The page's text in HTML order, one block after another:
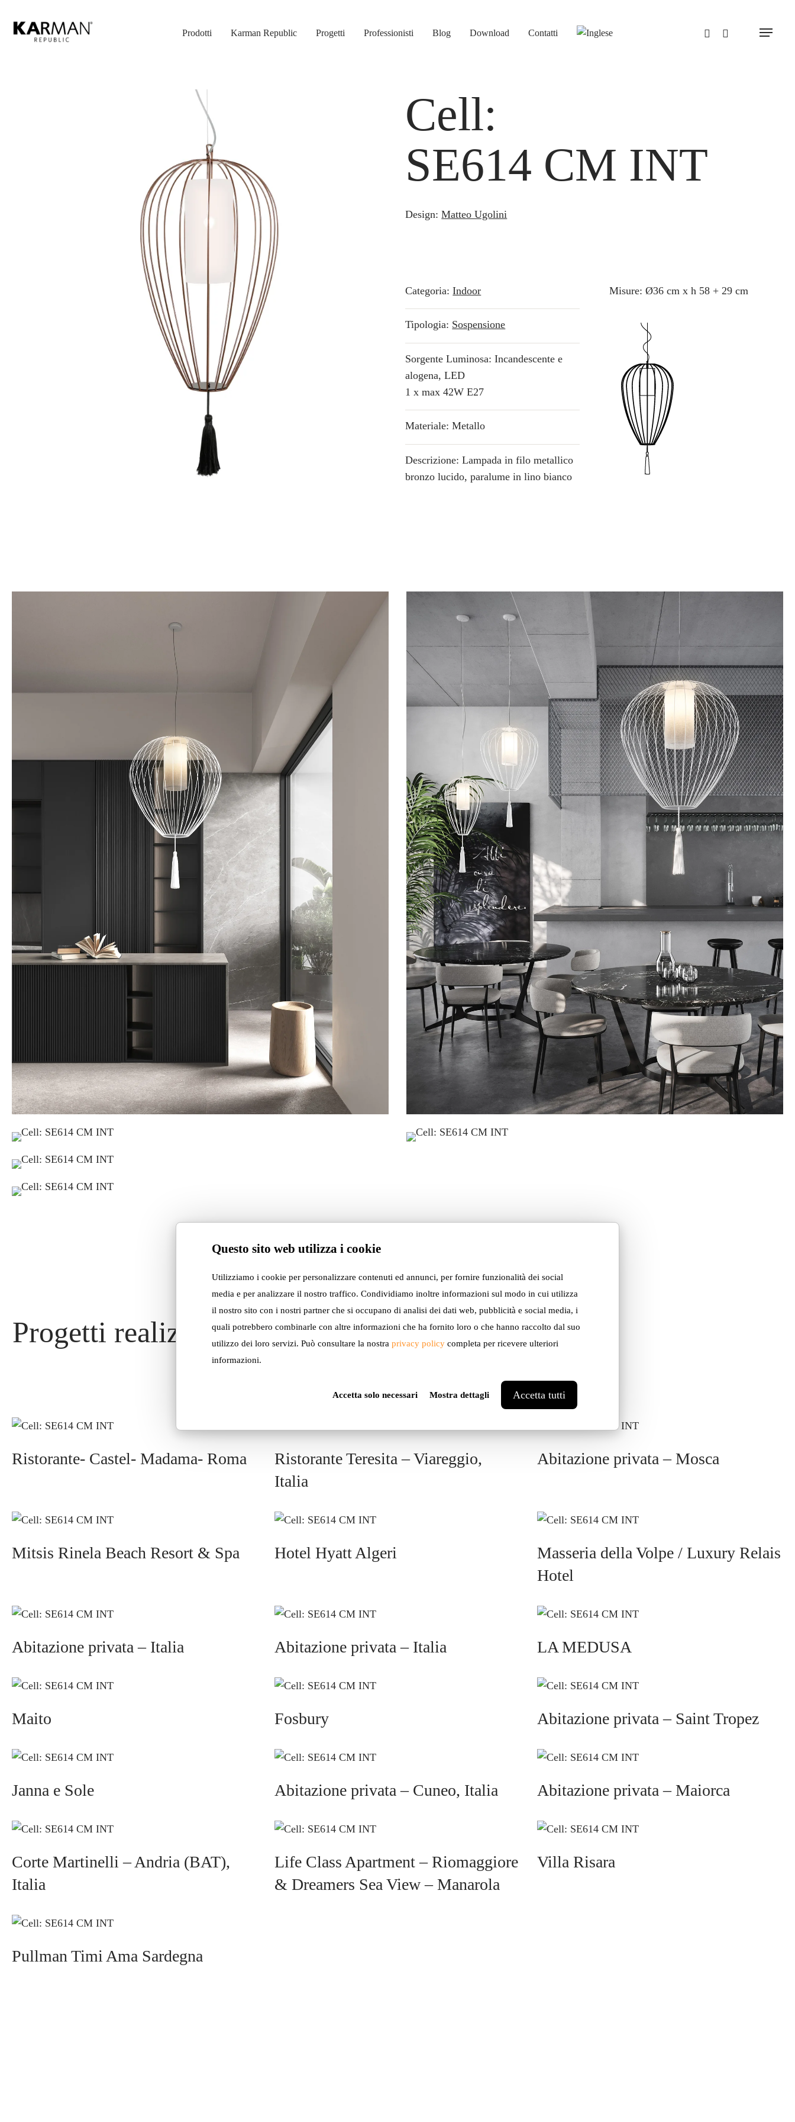
Questo sito web utilizza i cookie
Utilizziamo i cookie per personalizzare contenuti ed annunci, per fornire funzionalità dei social
media e per analizzare il nostro traffico. Condividiamo inoltre informazioni sul modo in cui utilizza
il nostro sito con i nostri partner che si occupano di analisi dei dati web, pubblicità e social media, i
quali potrebbero combinarle con altre informazioni che ha fornito loro o che hanno raccolto dal suo
utilizzo dei loro servizi. Può consultare la nostra privacy policy completa per ricevere ulteriori
informazioni.
Accetta solo necessari Mostra dettagli Accetta tutti
Prodotti Karman Republic Progetti Professionisti Blog Download Contatti Menu
Cell:
SE614 CM INT
Design:Matteo Ugolini
Categoria:Indoor
Tipologia: Sospensione
Sorgente Luminosa: Incandescente e
alogena, LED
1 x max 42W E27
Materiale: Metallo
Descrizione: Lampada in filo metallico
bronzo lucido, paralume in lino bianco
Misure: Ø36 cm x h 58 + 29 cm
Progetti realizzati con Cell
Ristorante- Castel- Madama- Roma
Ristorante Teresita – Viareggio,
Italia
Abitazione privata – Mosca
Mitsis Rinela Beach Resort & Spa Hotel Hyatt Algeri
Masseria della Volpe / Luxury Relais
Hotel
Abitazione privata – Italia Abitazione privata – Italia LA MEDUSA
Maito Fosbury Abitazione privata – Saint Tropez
Janna e Sole Abitazione privata – Cuneo, Italia Abitazione privata – Maiorca
Corte Martinelli – Andria (BAT),
Italia
Life Class Apartment – Riomaggiore
& Dreamers Sea View – Manarola
Villa Risara
Pullman Timi Ama Sardegna